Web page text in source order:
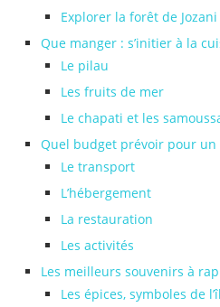
Explorer la forêt de Jozani
Que manger : s’initier à la
Le pilau
Les fruits de mer
Le chapati et les
Quel budget prévoir pour un
Le transport
L’hébergement
La restauration
Les activités
Les meilleurs souvenirs à
Les épices, symboles de